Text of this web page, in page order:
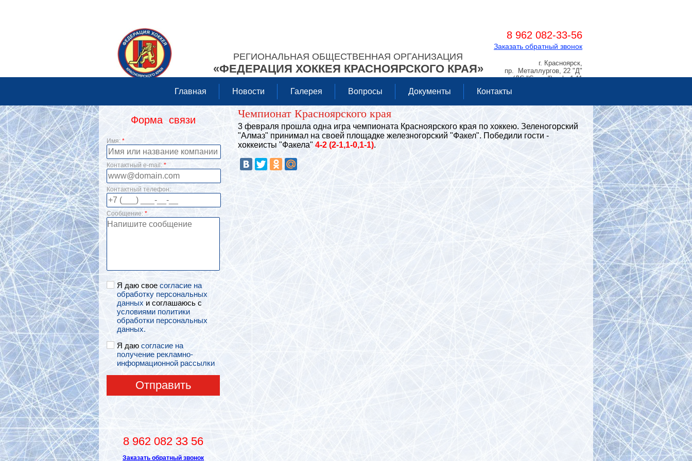
РЕГИОНАЛЬНАЯ ОБЩЕСТВЕННАЯ ОРГАНИЗАЦИЯ
«ФЕДЕРАЦИЯ ХОККЕЯ КРАСНОЯРСКОГО КРАЯ»
8 962 082-33-56
Заказать обратный звонок
г. Красноярск,
пр. Металлургов, 22 "Д"
(ДС "Сокол"), оф. 1.11
Главная Новости Галерея Вопросы Документы Контакты
Форма связи
Имя: *
Контактный e-mail: *
Контактный телефон:
Сообщение: *
Я даю свое согласие на
обработку персональных
данных и соглашаюсь с
условиями политики
обработки персональных
данных.
Я даю согласие на
получение рекламно-
информационной рассылки
Отправить
8 962 082 33 56
Заказать обратный звонок
Чемпионат Красноярского края
3 февраля прошла одна игра чемпионата Красноярского края по хоккею. Зеленогорский
"Алмаз" принимал на своей площадке железногорский "Факел". Победили гости -
хоккеисты "Факела" 4-2 (2-1,1-0,1-1).